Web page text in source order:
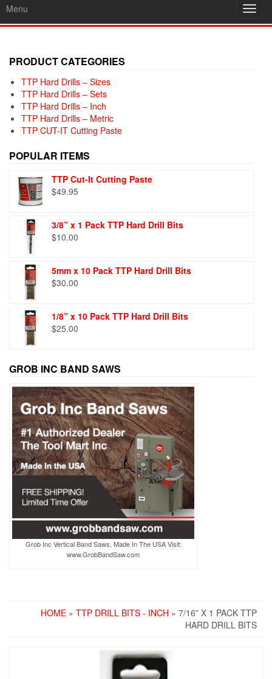
Menu
PRODUCT CATEGORIES
TTP Hard Drills – Sizes
TTP Hard Drills – Sets
TTP Hard Drills – Inch
TTP Hard Drills – Metric
TTP CUT-IT Cutting Paste
POPULAR ITEMS
TTP Cut-It Cutting Paste
$49.95
3/8” x 1 Pack TTP Hard Drill Bits
$10.00
5mm x 10 Pack TTP Hard Drill Bits
$30.00
1/8” x 10 Pack TTP Hard Drill Bits
$25.00
GROB INC BAND SAWS
Grob Inc Vertical Band Saws, Made In The USA Visit:
www.GrobBandSaw.com
HOME » TTP DRILL BITS - INCH » 7/16” X 1 PACK TTP
HARD DRILL BITS